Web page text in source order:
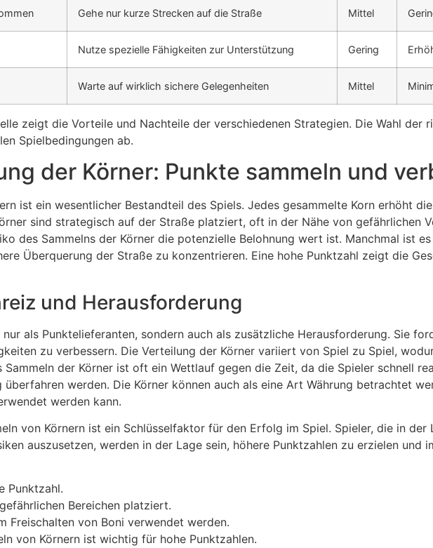
Gehe nur kurze Strecken auf die Straße Mittel
Nutze spezielle Fähigkeiten zur Unterstützung Gering
Warte auf wirklich sichere Gelegenheiten Mittel
zeigt die Vorteile und Nachteile der verschiedenen Strategien. Die Wahl
Spielbedingungen ab.
der Körner: Punkte sammeln und
ist ein wesentlicher Bestandteil des Spiels. Jedes gesammelte Korn erhöht
sind strategisch auf der Straße platziert, oft in der Nähe von gefährlichen
des Sammelns der Körner die potenzielle Belohnung wert ist. Manchmal ist
Überquerung der Straße zu konzentrieren. Eine hohe Punktzahl zeigt die
und Herausforderung
als Punktelieferanten, sondern auch als zusätzliche Herausforderung. Sie
zu verbessern. Die Verteilung der Körner variiert von Spiel zu Spiel,
Sammeln der Körner ist oft ein Wettlauf gegen die Zeit, da die Spieler schnell
überfahren werden. Die Körner können auch als eine Art Währung betrachtet
werden kann.
von Körnern ist ein Schlüsselfaktor für den Erfolg im Spiel. Spieler, die in der
auszusetzen, werden in der Lage sein, höhere Punktzahlen zu erzielen und
Punktzahl.
Bereichen platziert.
Freischalten von Boni verwendet werden.
von Körnern ist wichtig für hohe Punktzahlen.